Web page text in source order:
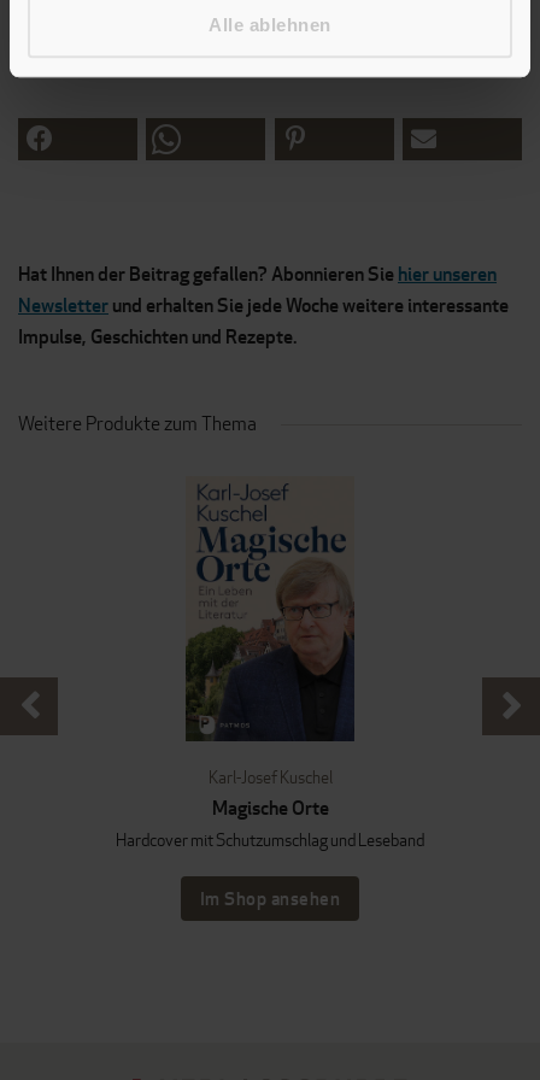
Alle ablehnen
heilig ist« (Kanzelrede 1951).
Hat Ihnen der Beitrag gefallen? Abonnieren Siehier unseren
Newsletterund erhalten Sie jede Woche weitere interessante
Impulse, Geschichten und Rezepte.
Weitere Produkte zum Thema
Karl-Josef Kuschel
Magische Orte
Hardcover mit Schutzumschlag und Leseband
Im Shop ansehen